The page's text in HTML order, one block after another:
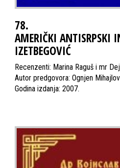
78.
AMERIČKI ANTISRPSKI
IZETBEGOVIĆ
Recenzenti: Marina Raguš i mr
Autor predgovora: Ognjen
Godina izdanja: 2007.